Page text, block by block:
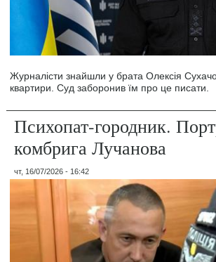
Журналісти знайшли у брата Олексія
квартири. Суд заборонив їм про це писати.
Психопат-городник.
комбрига Лучанова
чт, 16/07/2026 - 16:42